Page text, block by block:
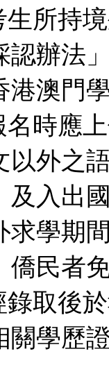
生所持
認辦法
港澳門
名時應
以外之
及入出
求學期
僑民者
錄取後
關學歷